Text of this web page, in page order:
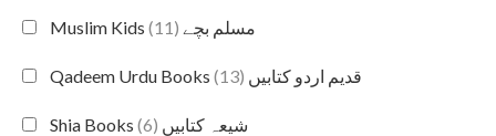
Muslim Kids مسلم بچے (11)
Qadeem Urdu Books قدیم اردو کتابیں (13)
Shia Books شیعہ کتابیں (6)